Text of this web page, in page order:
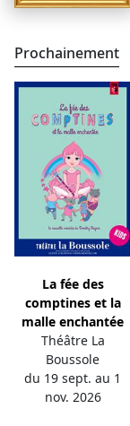
Prochainement
La fée des
comptines et la
malle enchantée
Théâtre La
Boussole
du 19 sept. au 1
nov. 2026